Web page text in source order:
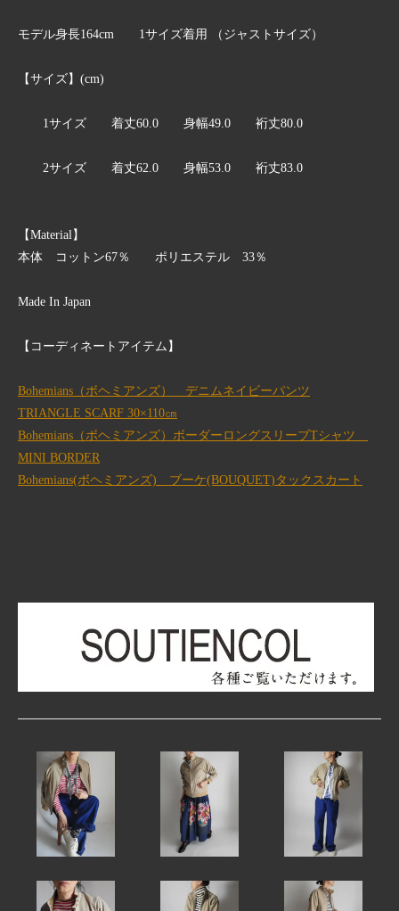
モデル身長164cm 1サイズ着用 （ジャストサイズ）
【サイズ】(cm)
1サイズ 着丈60.0 身幅49.0 裄丈80.0
2サイズ 着丈62.0 身幅53.0 裄丈83.0
【Material】
本体 コットン67％ ポリエステル 33％
Made In Japan
【コーディネートアイテム】
Bohemians（ボヘミアンズ） デニムネイビーパンツ
TRIANGLE SCARF 30×110㎝
Bohemians（ボヘミアンズ）ボーダーロングスリーブTシャツ
MINI BORDER
Bohemians(ボヘミアンズ) ブーケ(BOUQUET)タックスカート